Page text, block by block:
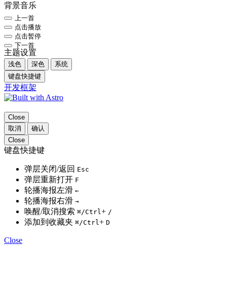
背景音乐
上一首
点击播放
点击暂停
下一首
主题设置
浅色 深色
系统
键盘快捷键
开发框架
Close
取消
确认
Close
键盘快捷键
弹层关闭/返回 Esc
弹层重新打开 F
轮播海报左滑 ←
轮播海报右滑 →
唤醒/取消搜索 ⌘/Ctrl + /
添加到收藏夹 ⌘/Ctrl + D
Close